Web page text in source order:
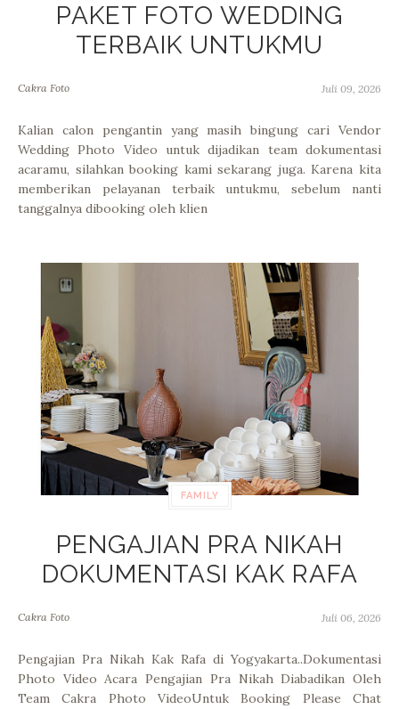
PAKET FOTO WEDDING
TERBAIK UNTUKMU
Cakra Foto Juli 09, 2026
Kalian calon pengantin yang masih bingung cari Vendor
Wedding Photo Video untuk dijadikan team dokumentasi
acaramu, silahkan booking kami sekarang juga. Karena kita
memberikan pelayanan terbaik untukmu, sebelum nanti
tanggalnya dibooking oleh klien
FAMILY
PENGAJIAN PRA NIKAH
DOKUMENTASI KAK RAFA
Cakra Foto Juli 06, 2026
Pengajian Pra Nikah Kak Rafa di Yogyakarta..Dokumentasi
Photo Video Acara Pengajian Pra Nikah Diabadikan Oleh
Team Cakra Photo VideoUntuk Booking Please Chat